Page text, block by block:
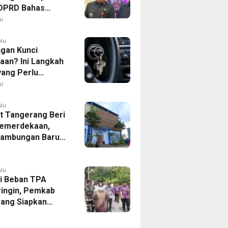
Bahas
KUA-PPAS
Kunci
Ini Langkah
Perlu
Tangerang Beri
Baru
Dipangkas
Beban TPA
Pemkab
Siapkan
di Tigaraksa